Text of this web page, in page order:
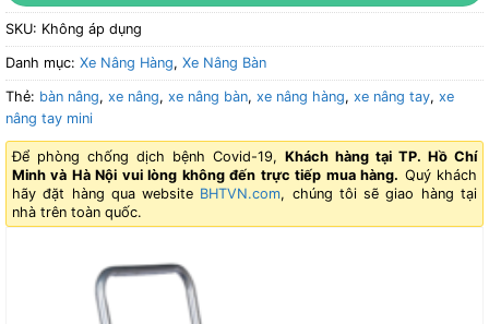
SKU: Không áp dụng
Danh mục: Xe Nâng Hàng, Xe Nâng Bàn
Thẻ: bàn nâng, xe nâng, xe nâng bàn, xe nâng hàng, xe nâng tay, xe
nâng tay mini
Để phòng chống dịch bệnh Covid-19, Khách hàng tại TP. Hồ Chí
Minh và Hà Nội vui lòng không đến trực tiếp mua hàng. Quý khách
hãy đặt hàng qua website BHTVN.com, chúng tôi sẽ giao hàng tại
nhà trên toàn quốc.